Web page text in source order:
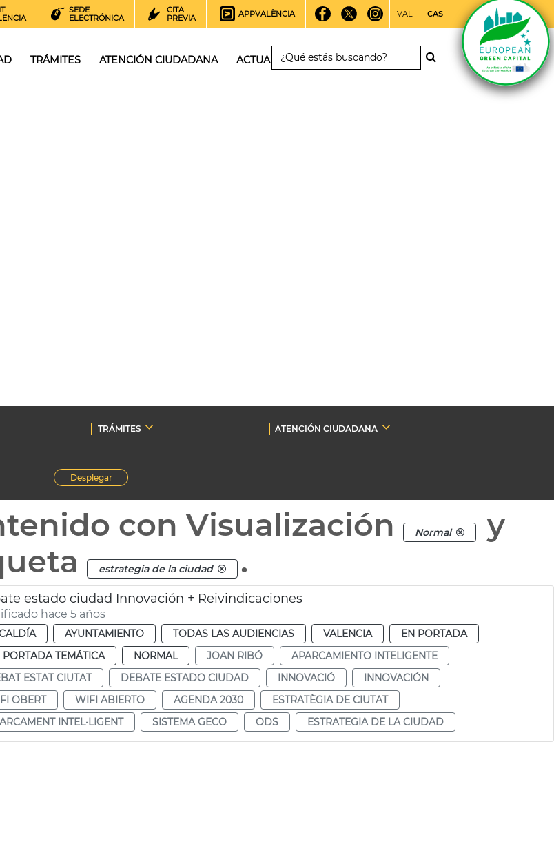
SEDE
ELECTRÓNICA
CITA
PREVIA
APPVALÈNCIA VAL CAS
TRÁMITES ATENCIÓN CIUDADANA ACTUALIDAD
TRÁMITES
ATENCIÓN CIUDADANA
Desplegar
con Visualización Normal
y
estrategia de la ciudad .
estado ciudad Innovación + Reivindicaciones
hace 5 años
AYUNTAMIENTO TODAS LAS AUDIENCIAS VALENCIA
EN PORTADA
PORTADA TEMÁTICA
NORMAL JOAN RIBÓ
APARCAMIENTO INTELIGENTE
ESTAT CIUTAT
DEBATE ESTADO CIUDAD INNOVACIÓ
INNOVACIÓN
OBERT
WIFI ABIERTO AGENDA 2030
ESTRATÈGIA DE CIUTAT
INTEL·LIGENT
SISTEMA GECO ODS ESTRATEGIA DE LA CIUDAD